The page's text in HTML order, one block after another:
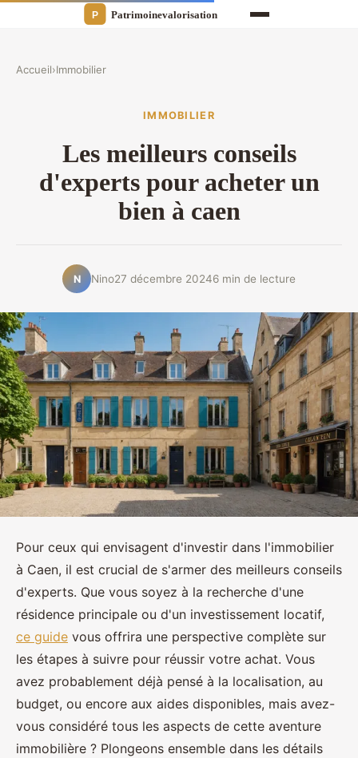
Accueil›Immobilier
IMMOBILIER
Les meilleurs conseils
d'experts pour acheter un
bien à caen
N Nino27 décembre 20246 min de lecture
Pour ceux qui envisagent d'investir dans l'immobilier
à Caen, il est crucial de s'armer des meilleurs conseils
d'experts. Que vous soyez à la recherche d'une
résidence principale ou d'un investissement locatif,
ce guide vous offrira une perspective complète sur
les étapes à suivre pour réussir votre achat. Vous
avez probablement déjà pensé à la localisation, au
budget, ou encore aux aides disponibles, mais avez-
vous considéré tous les aspects de cette aventure
immobilière ? Plongeons ensemble dans les détails